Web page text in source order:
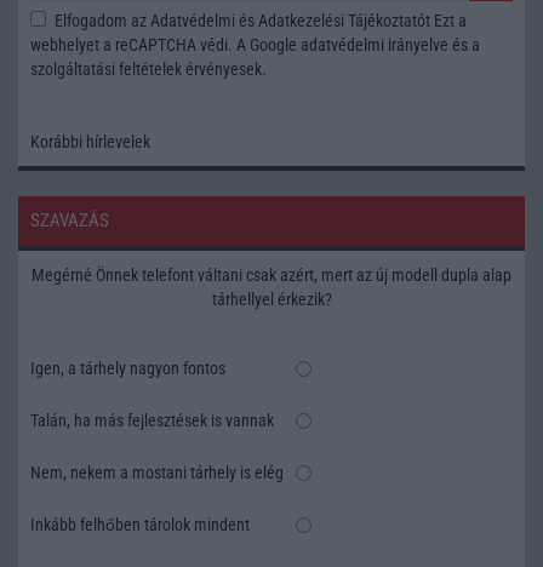
Elfogadom az Adatvédelmi és Adatkezelési Tájékoztatót Ezt a
webhelyet a reCAPTCHA védi. A Google adatvédelmi irányelve és a
szolgáltatási feltételek érvényesek.
Korábbi hírlevelek
SZAVAZÁS
Megérné Önnek telefont váltani csak azért, mert az új modell dupla alap
tárhellyel érkezik?
Igen, a tárhely nagyon fontos
Talán, ha más fejlesztések is vannak
Nem, nekem a mostani tárhely is elég
Inkább felhőben tárolok mindent